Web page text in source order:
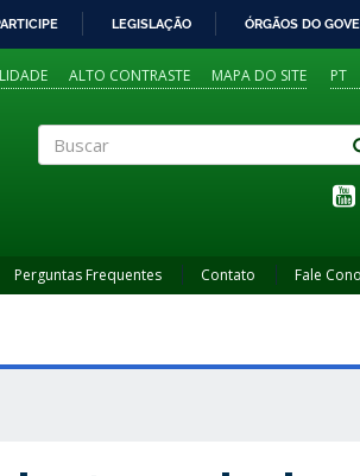
LEGISLAÇÃO ÓRGÃOS DO
PT
ALTO CONTRASTE MAPA DO SITE
Perguntas Frequentes Contato Fale